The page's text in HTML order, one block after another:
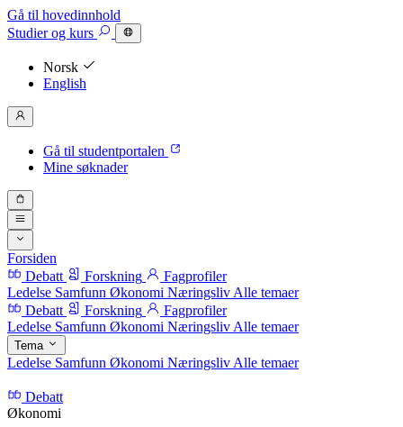
Gå til hovedinnhold
Studierog kurs
Norsk
English
Gå til studentportalen
Mine søknader
Forsiden
Debatt
Forskning
Fagprofiler
Ledelse Samfunn Økonomi Næringsliv Alle temaer
Debatt
Forskning
Fagprofiler
Ledelse Samfunn Økonomi Næringsliv Alle temaer
Tema
Ledelse Samfunn Økonomi Næringsliv Alle temaer
Debatt
Økonomi